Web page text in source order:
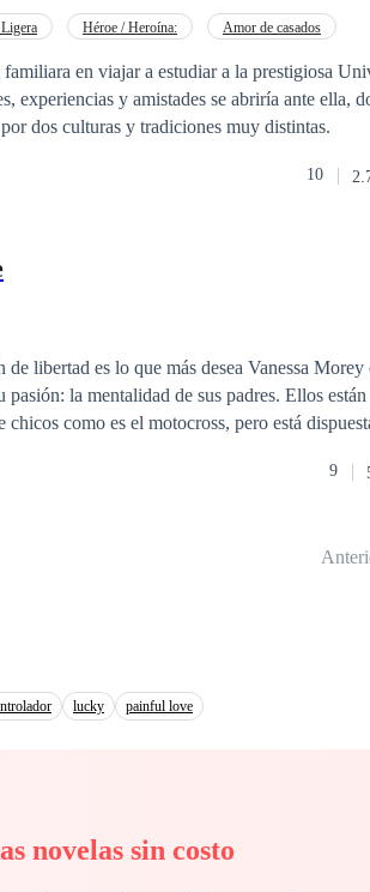
Héroe / Heroína: Amor de casados
en viajar a estudiar a la prestigiosa
experiencias y amistades se abriría ante ella,
dos culturas y tradiciones muy distintas.
10
libertad es lo que más desea Vanessa
de sus padres. Ellos están empeñados en que su
como es el motocross, pero está
Eres bienvenido a adentrarte en su 9
lucky painful love
novelas sin costo